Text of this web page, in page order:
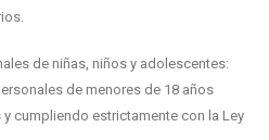
de niñas, niños y adolescentes:
de menores de 18 años
cumpliendo estrictamente con la Ley